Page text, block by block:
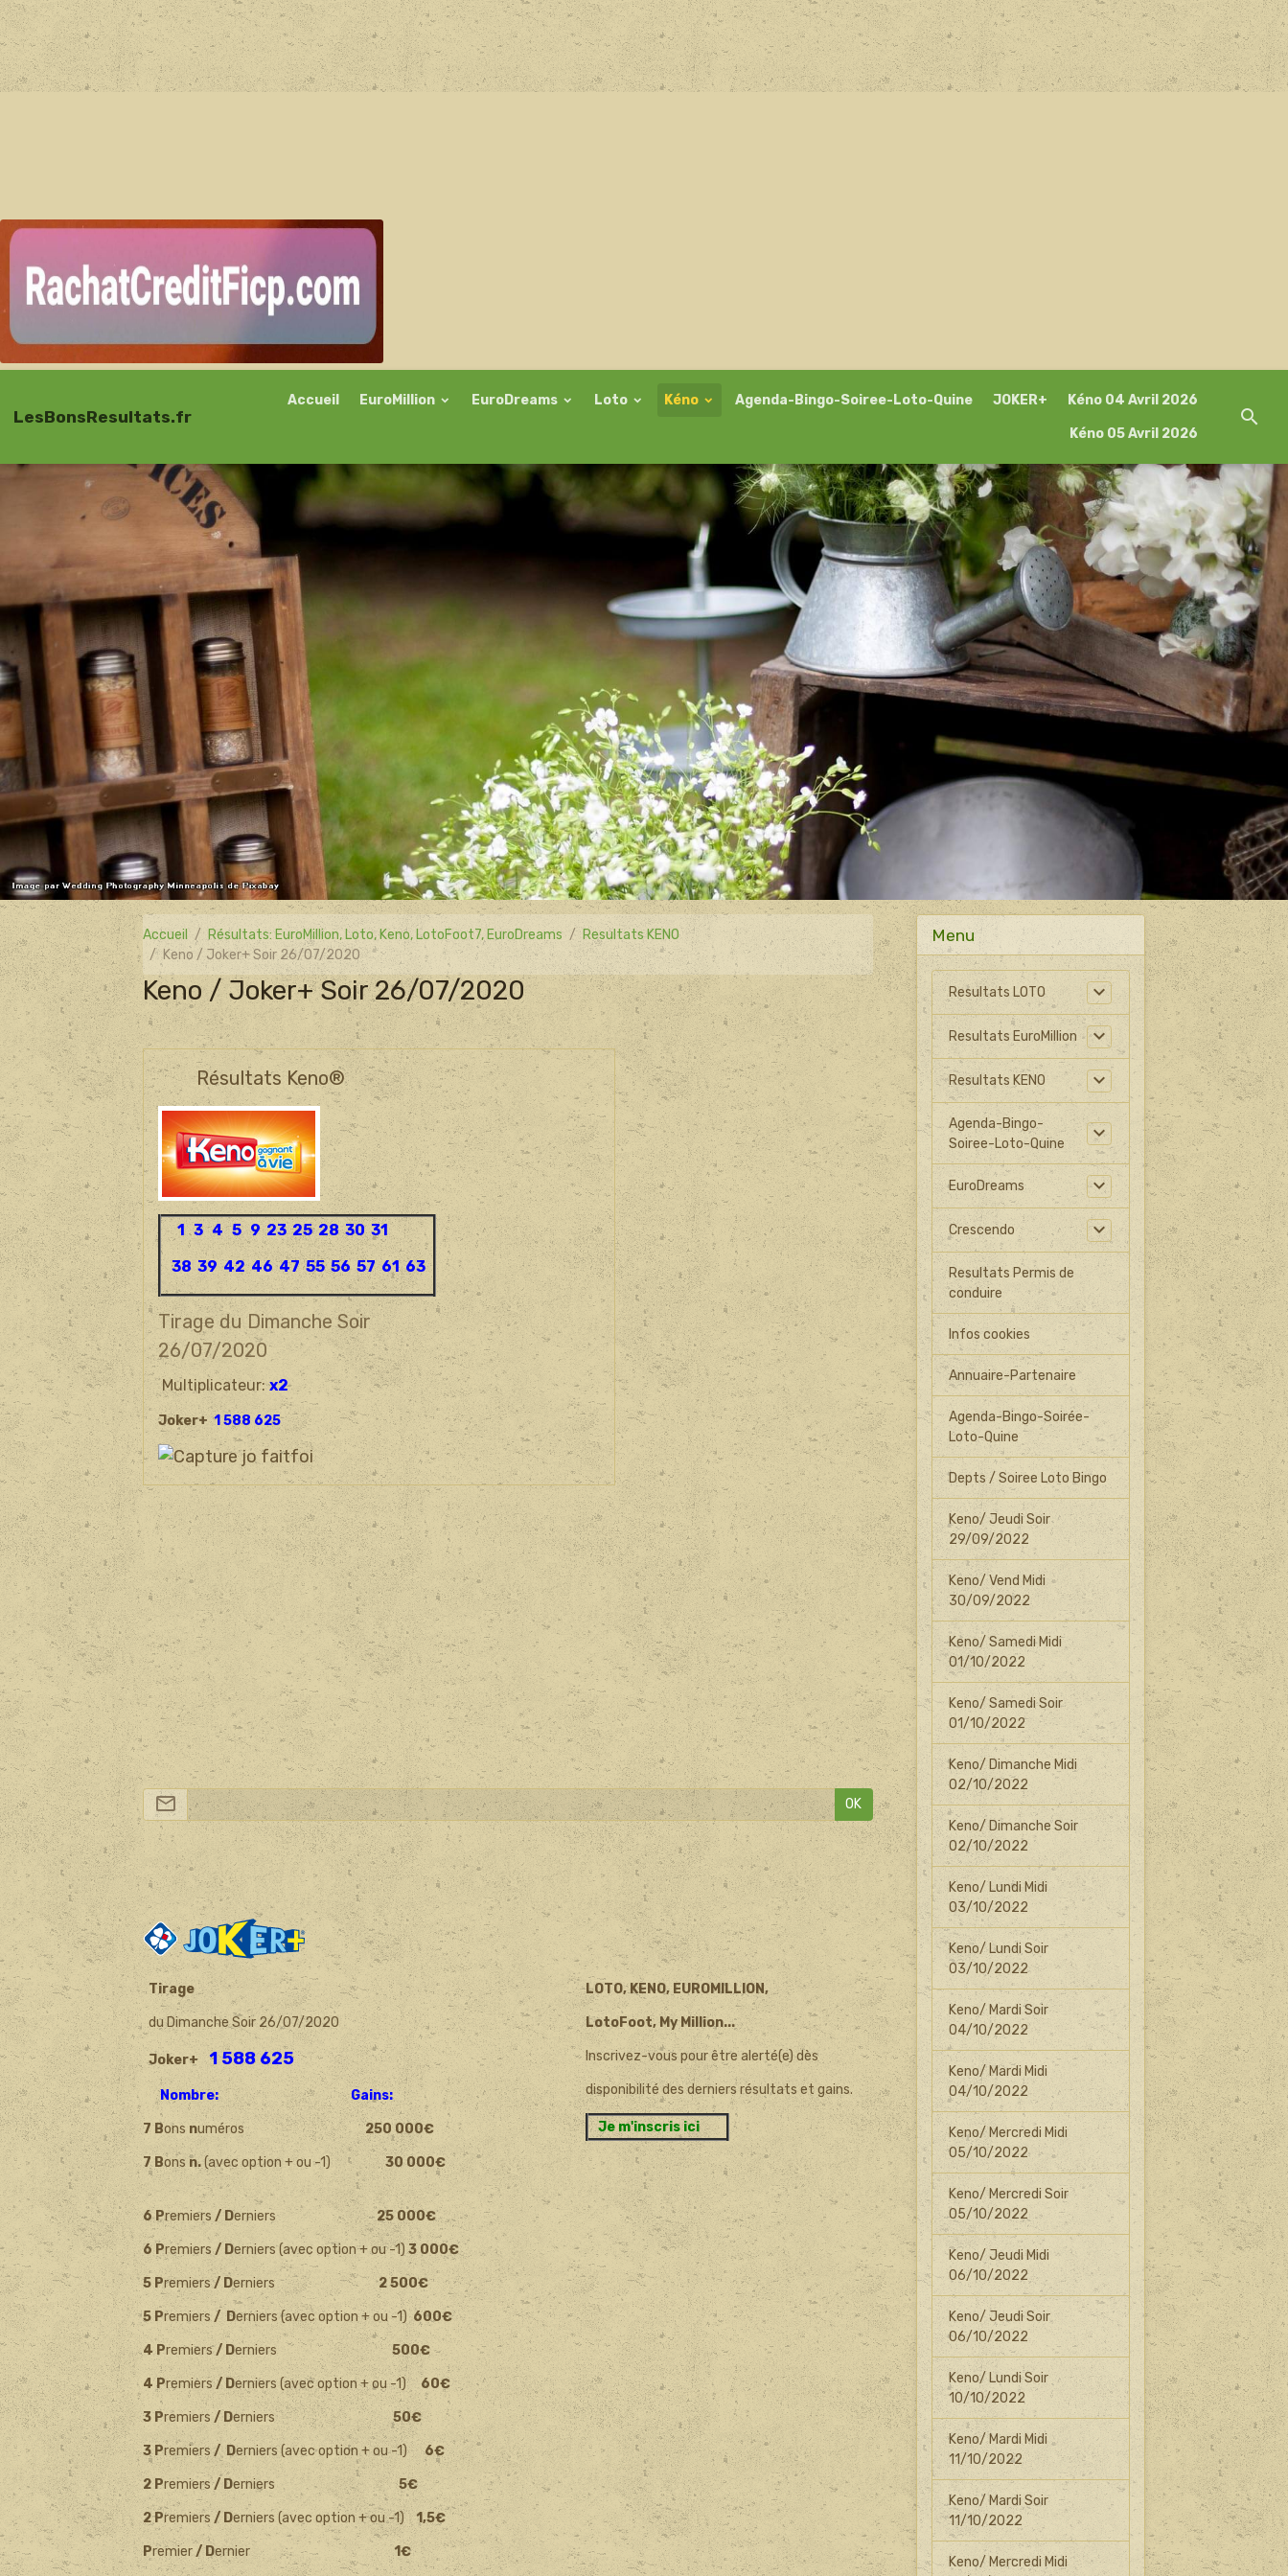
LesBonsResultats.fr
Accueil EuroMillion EuroDreams Loto Kéno Agenda-Bingo-Soiree-Loto-Quine JOKER+ Kéno 04 Avril 2026
Kéno 05 Avril 2026
Accueil Résultats: EuroMillion, Loto, Keno, LotoFoot7, EuroDreams
Resultats KENO
Keno / Joker+ Soir 26/07/2020
Keno / Joker+ Soir 26/07/2020
Résultats Keno®
Tirage du Dimanche Soir
26/07/2020
1 3 4 5 9 23 25 28 30 31
38 39 42 46 47 55 56 57 61 63
Multiplicateur:x2
Joker+1 588 625
OK
Tirage
du Dimanche Soir 26/07/2020
Joker+ 1 588 625
Nombre: Gains:
7 Bons numéros250 000€
7 Bonsn.(avec option + ou -1) 30 000€
6 Premiers / Derniers25 000€
6 Premiers/ Derniers (avec option + ou -1)3 000€
5 Premiers/ Derniers 2 500€
5 Premiers/ Derniers (avec option + ou -1) 600€
4 Premiers/ Derniers500€
4 Premiers/ Derniers (avec option + ou -1)60€
3 Premiers/ Derniers50€
3 Premiers / Derniers (avec option + ou -1)6€
2 Premiers/ Derniers 5€
2 Premiers / Derniers (avec option + ou -1)1,5€
Premier/ Dernier1€
LOTO, KENO, EUROMILLION,
LotoFoot, My Million...
Inscrivez-vous pour être alerté(e) dès
disponibilité des derniers résultats et gains.
Je m'inscris ici
Menu
Resultats LOTO
Resultats EuroMillion
Resultats KENO
Agenda-Bingo-
Soiree-Loto-Quine
EuroDreams
Crescendo
Resultats Permis de
conduire
Infos cookies
Annuaire-Partenaire
Agenda-Bingo-Soirée-
Loto-Quine
Depts / Soiree Loto Bingo
Keno/ Jeudi Soir
29/09/2022
Keno/ Vend Midi
30/09/2022
Keno/ Samedi Midi
01/10/2022
Keno/ Samedi Soir
01/10/2022
Keno/ Dimanche Midi
02/10/2022
Keno/ Dimanche Soir
02/10/2022
Keno/ Lundi Midi
03/10/2022
Keno/ Lundi Soir
03/10/2022
Keno/ Mardi Soir
04/10/2022
Keno/ Mardi Midi
04/10/2022
Keno/ Mercredi Midi
05/10/2022
Keno/ Mercredi Soir
05/10/2022
Keno/ Jeudi Midi
06/10/2022
Keno/ Jeudi Soir
06/10/2022
Keno/ Lundi Soir
10/10/2022
Keno/ Mardi Midi
11/10/2022
Keno/ Mardi Soir
11/10/2022
Keno/ Mercredi Midi